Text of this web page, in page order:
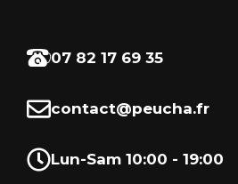
07 82 17 69 35
contact@peucha.fr
Lun-Sam 10:00 - 19:00